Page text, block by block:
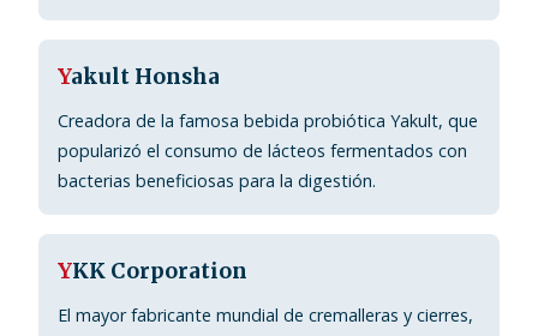
Yakult Honsha
Creadora de la famosa bebida probiótica Yakult, que
popularizó el consumo de lácteos fermentados con
bacterias beneficiosas para la digestión.
YKK Corporation
El mayor fabricante mundial de cremalleras y cierres,